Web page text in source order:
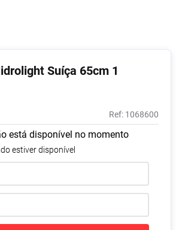
Suíça 65cm 1
: 1068600
está disponível no momento
estiver disponível